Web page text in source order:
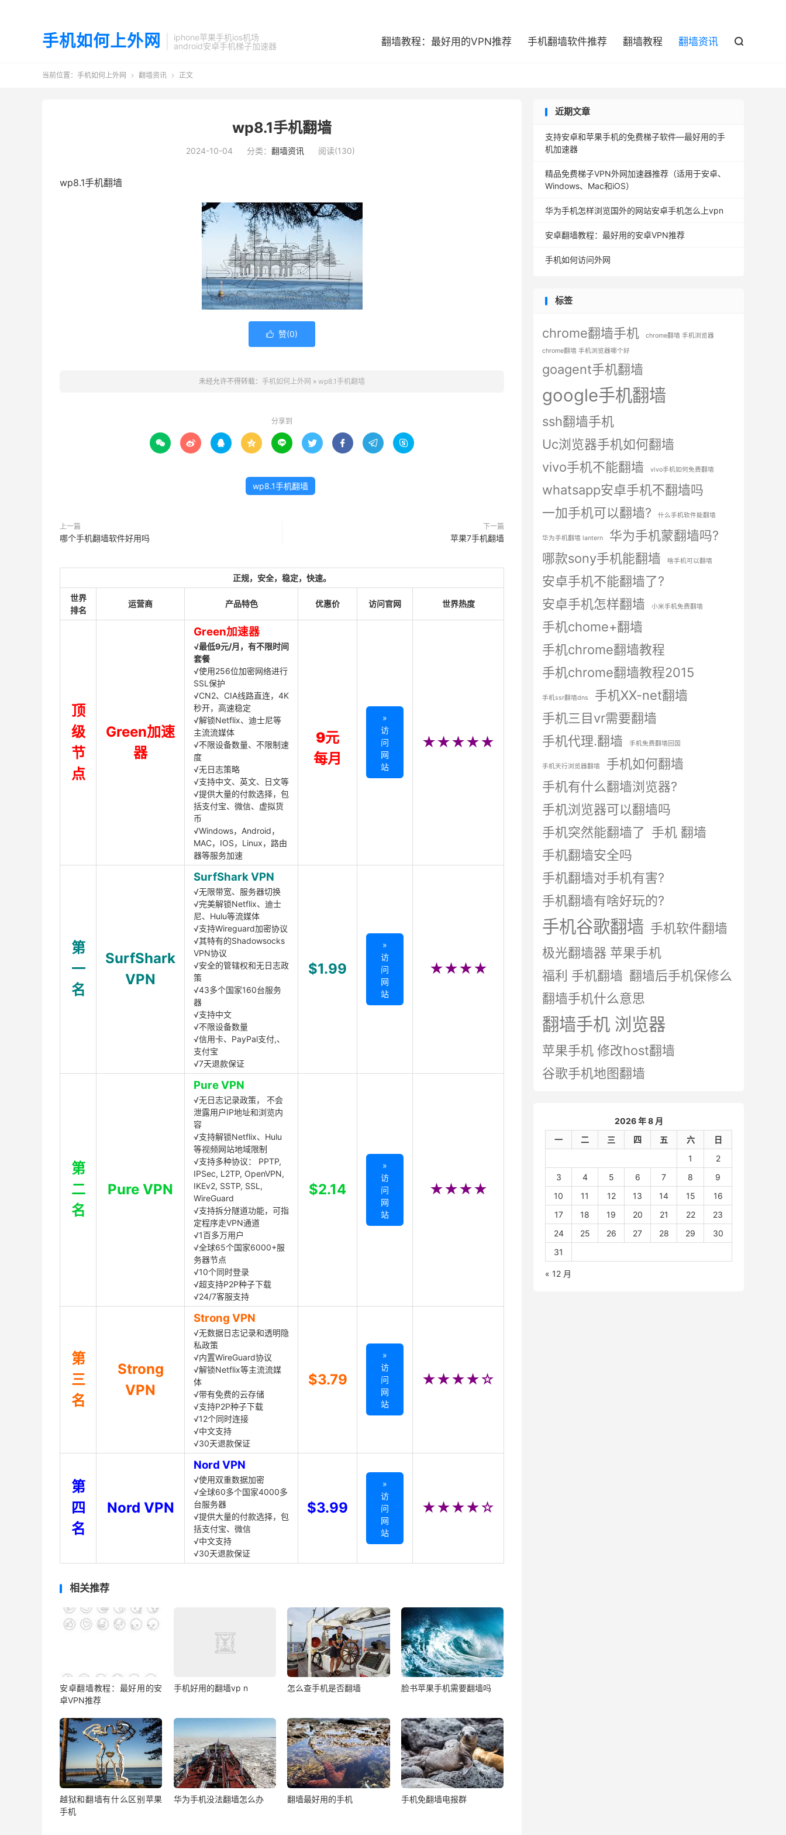
手机如何上外网
iphone苹果手机ios机场
android安卓手机梯子加速器
翻墙教程：最好用的VPN推荐 手机翻墙软件推荐 翻墙教程 翻墙资讯 
当前位置： 手机如何上外网  翻墙资讯  正文
wp8.1手机翻墙
2024-10-04 分类： 翻墙资讯 阅读(130)
wp8.1手机翻墙
 赞(0)
未经允许不得转载： 手机如何上外网 » wp8.1手机翻墙
分享到
        
wp8.1手机翻墙
上一篇
哪个手机翻墙软件好用吗
下一篇
苹果7手机翻墙
正规，安全，稳定，快速。
世界
排名
运营商 产品特色 优惠价 访问官网 世界热度
顶
级
节
点
Green加速
器
Green加速器
√最低9元/月，有不限时间
套餐
√使用256位加密网络进行
SSL保护
√CN2、CIA线路直连，4K
秒开，高速稳定
√解锁Netflix、迪士尼等
主流流媒体
√不限设备数量、不限制速
度
√无日志策略
√支持中文、英文、日文等
√提供大量的付款选择，包
括支付宝、微信、虚拟货
币
√Windows，Android，
MAC，IOS，Linux，路由
器等服务加速
9元
每月
»
访
问
网
站
★★★★★
第
一
名
SurfShark
VPN
SurfShark VPN
√无限带宽、服务器切换
√完美解锁Netflix、迪士
尼、Hulu等流媒体
√支持Wireguard加密协议
√其特有的Shadowsocks
VPN协议
√安全的管辖权和无日志政
策
√43多个国家160台服务
器
√支持中文
√不限设备数量
√信用卡、PayPal支付,、
支付宝
√7天退款保证
$1.99
»
访
问
网
站
★★★★
第
二
名
Pure VPN
Pure VPN
√无日志记录政策， 不会
泄露用户IP地址和浏览内
容
√支持解锁Netflix、Hulu
等视频网站地域限制
√支持多种协议： PPTP,
IPSec, L2TP, OpenVPN,
IKEv2, SSTP, SSL,
WireGuard
√支持拆分隧道功能，可指
定程序走VPN通道
√1百多万用户
√全球65个国家6000+服
务器节点
√10个同时登录
√超支持P2P种子下载
√24/7客服支持
$2.14
»
访
问
网
站
★★★★
第
三
名
Strong
VPN
Strong VPN
√无数据日志记录和透明隐
私政策
√内置WireGuard协议
√解锁Netflix等主流流媒
体
√带有免费的云存储
√支持P2P种子下载
√12个同时连接
√中文支持
√30天退款保证
$3.79
»
访
问
网
站
★★★★☆
第
四
名
Nord VPN
Nord VPN
√使用双重数据加密
√全球60多个国家4000多
台服务器
√提供大量的付款选择，包
括支付宝、微信
√中文支持
√30天退款保证
$3.99
»
访
问
网
站
★★★★☆
相关推荐
安卓翻墙教程：最好用的安
卓VPN推荐
手机好用的翻墙vp n 怎么查手机是否翻墙 脸书苹果手机需要翻墙吗
越狱和翻墙有什么区别苹果
手机
华为手机没法翻墙怎么办 翻墙最好用的手机 手机免翻墙电报群
近期文章
支持安卓和苹果手机的免费梯子软件—最好用的手
机加速器
精品免费梯子VPN外网加速器推荐（适用于安卓、
Windows、Mac和iOS）
华为手机怎样浏览国外的网站安卓手机怎么上vpn
安卓翻墙教程：最好用的安卓VPN推荐
手机如何访问外网
标签
chrome翻墙手机
chrome翻墙 手机浏览器
chrome翻墙 手机浏览器哪个好
goagent手机翻墙
google手机翻墙
ssh翻墙手机
Uc浏览器手机如何翻墙
vivo手机不能翻墙
vivo手机如何免费翻墙
whatsapp安卓手机不翻墙吗
一加手机可以翻墙?
什么手机软件能翻墙
华为手机翻墙 lantern
华为手机蒙翻墙吗?
哪款sony手机能翻墙
啥手机可以翻墙
安卓手机不能翻墙了?
安卓手机怎样翻墙
小米手机免费翻墙
手机chome+翻墙
手机chrome翻墙教程
手机chrome翻墙教程2015
手机ssr翻墙dns
手机XX-net翻墙
手机三目vr需要翻墙
手机代理.翻墙
手机免费翻墙回国
手机天行浏览器翻墙
手机如何翻墙
手机有什么翻墙浏览器?
手机浏览器可以翻墙吗
手机突然能翻墙了 手机 翻墙
手机翻墙安全吗
手机翻墙对手机有害?
手机翻墙有啥好玩的?
手机谷歌翻墙 手机软件翻墙
极光翻墙器 苹果手机
福利 手机翻墙 翻墙后手机保修么
翻墙手机什么意思
翻墙手机 浏览器
苹果手机 修改host翻墙
谷歌手机地图翻墙
2026 年 8 月
一
二 三 四 五 六
日
1
2
3
4 5 6 7 8
9
10
11 12 13 14 15
16
17
18 19 20 21 22
23
24
25 26 27 28 29
30
31
« 12 月